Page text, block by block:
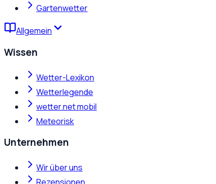
Gartenwetter
Allgemein
Wissen
Wetter-Lexikon
Wetterlegende
wetter.net mobil
Meteorisk
Unternehmen
Wir über uns